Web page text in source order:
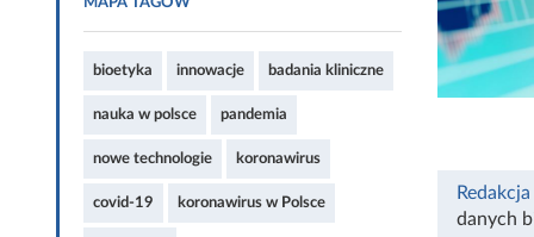
bioetyka innowacje badania kliniczne
nauka w polsce pandemia
nowe technologie koronawirus
covid-19 koronawirus w Polsce
danych